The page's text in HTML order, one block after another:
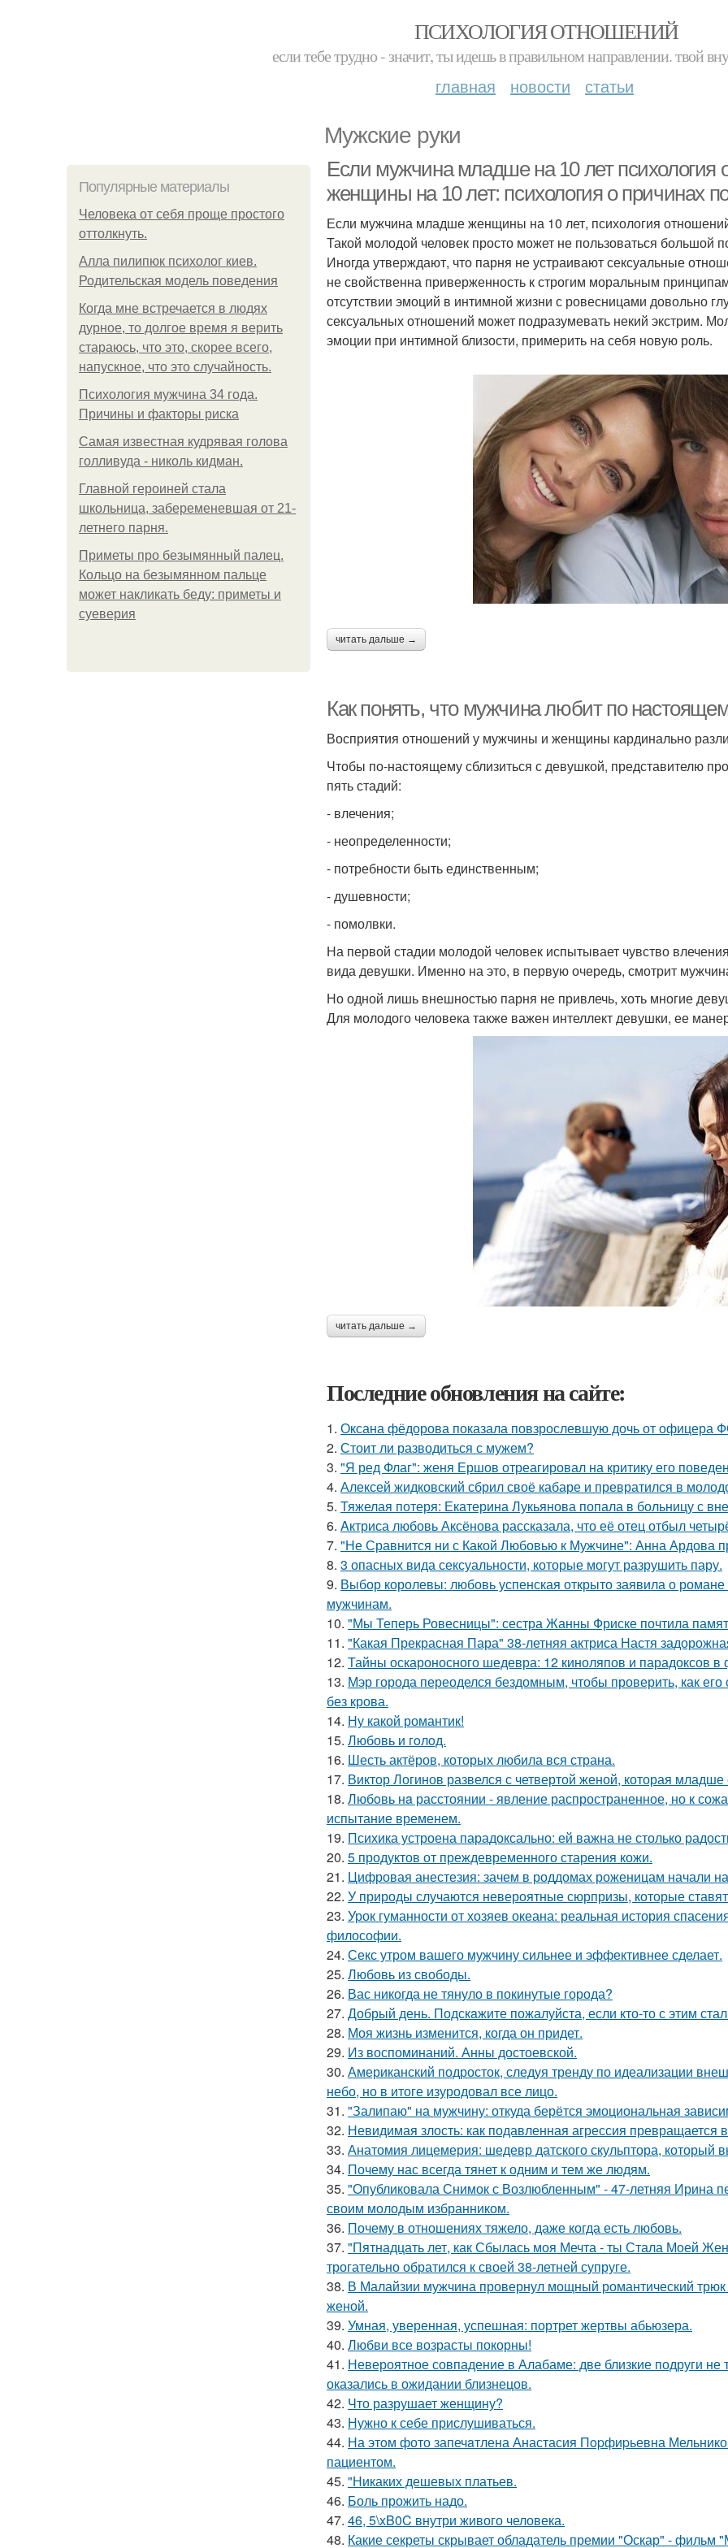
ПСИХОЛОГИЯ ОТНОШЕНИЙ
если тебе трудно - значит, ты идешь в правильном направлении. твой
главная новости статьи
Мужские руки
Популярные материалы
Человека от себя проще простого
оттолкнуть.
Алла пилипюк психолог киев.
Родительская модель поведения
Когда мне встречается в людях
дурное, то долгое время я верить
стараюсь, что это, скорее всего,
напускное, что это случайность.
Психология мужчина 34 года.
Причины и факторы риска
Самая известная кудрявая голова
голливуда - николь кидман.
Главной героиней стала
школьница, забеременевшая от 21-
летнего парня.
Приметы про безымянный палец.
Кольцо на безымянном пальце
может накликать беду: приметы и
суеверия
Если мужчина младше на 10 лет
женщины на 10 лет: психология о причинах
Если мужчина младше женщины на 10 лет, психология
Такой молодой человек просто может не пользоваться большой
Иногда утверждают, что парня не устраивают сексуальные
не свойственна приверженность к строгим моральным
отсутствии эмоций в интимной жизни с ровесницами довольно
сексуальных отношений может подразумевать некий экстрим.
эмоции при интимной близости, примерить на себя новую роль.
читать дальше →
Как понять, что мужчина любит по
Восприятия отношений у мужчины и женщины кардинально
Чтобы по-настоящему сблизиться с девушкой, представителю
пять стадий:
- влечения;
- неопределенности;
- потребности быть единственным;
- душевности;
- помолвки.
На первой стадии молодой человек испытывает чувство
вида девушки. Именно на это, в первую очередь, смотрит
Но одной лишь внешностью парня не привлечь, хоть многие
Для молодого человека также важен интеллект девушки, ее
читать дальше →
Последние обновления на сайте:
1. Оксана фёдорова показала повзрослевшую дочь от офицера
2. Стоит ли разводиться с мужем?
3. "Я ред Флаг": женя Ершов отреагировал на критику его
4. Алексей жидковский сбрил своё кабаре и превратился в
5. Тяжелая потеря: Екатерина Лукьянова попала в больницу с
6. Aктриса любовь Аксёнова рассказала, что её отец отбыл
7. "Не Сравнится ни с Какой Любовью к Мужчине": Анна Ардова
8. 3 опасных вида сексуальности, которые могут разрушить пару.
9. Выбор королевы: любовь успенская открыто заявила о
мужчинам.
10. "Мы Теперь Ровесницы": сестра Жанны Фриске почтила
11. "Какая Прекрасная Пара" 38-летняя актриса Настя
12. Тайны оскароносного шедевра: 12 киноляпов и парадоксов
13. Мэр города переоделся бездомным, чтобы проверить, как
без крова.
14. Ну какой романтик!
15. Любовь и гoлoд.
16. Шесть актёров, которых любила вся страна.
17. Виктор Логинов развелся с четвертой женой, которая младше
18. Любoвь нa расстоянии - явление распространенное, но к
испытание временем.
19. Психика устроена парадоксально: ей важна не столько
20. 5 продуктов от преждевременного старения кожи.
21. Цифровая анестезия: зачем в роддомах роженицам начали
22. У природы случаются невероятные сюрпризы, которые
23. Урок гуманности от хозяев океана: реальная история
философии.
24. Секс утром вашего мужчину сильнее и эффективнее сделает.
25. Любовь из свободы.
26. Вас никогда не тянуло в покинутые города?
27. Добрый день. Подскaжите пожалуйста, если кто-то с этим
28. Моя жизнь изменится, когда он придет.
29. Из воспоминаний. Анны достоевской.
30. Американский подросток, следуя тренду по идеализации
небо, но в итоге изуродовал все лицо.
31. "Залипаю" на мужчину: откуда берётся эмоциональная
32. Невидимая злость: как подавленная агрессия превращается
33. Анатомия лицемерия: шедевр датского скульптора, который
34. Почему нас всегда тянет к одним и тем же людям.
35. "Опубликовала Снимок с Возлюбленным" - 47-летняя Ирина
своим молодым избранником.
36. Почему в отношениях тяжело, даже когда есть любовь.
37. "Пятнадцать лет, как Сбылась моя Мечта - ты Стала Моей
трогательно обратился к своей 38-летней супруге.
38. В Малайзии мужчина провернул мощный романтический трюк
женой.
39. Умная, уверенная, успешная: портрет жертвы абьюзера.
40. Любви все возрасты покорны!
41. Невероятное совпадение в Алабаме: две близкие подруги
оказались в ожидании близнецов.
42. Что разрушает женщину?
43. Нужно к себе прислушиваться.
44. На этoм фото запечaтлена Анастасия Пopфиpьевна
пациентом.
45. "Никаких дешевых платьев.
46. Боль прожить надо.
47. 46, 5\xB0C внутри живого человека.
48. Какие секреты скрывает обладатель премии "Оскар" - фильм